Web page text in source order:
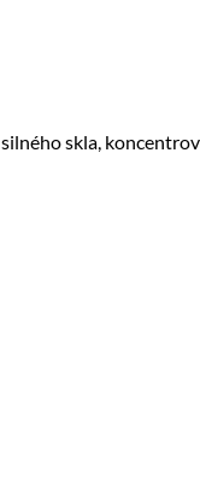
skla,